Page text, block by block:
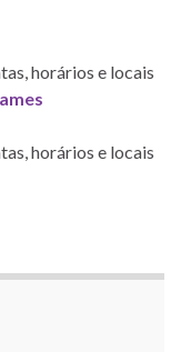
horários e locais
horários e locais